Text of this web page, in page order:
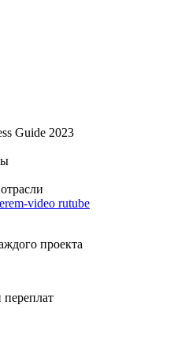
Guide 2023
video rutube
проекта
переплат